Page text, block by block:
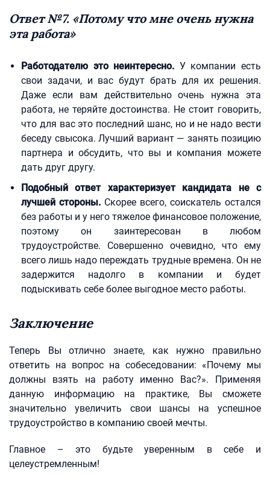
Ответ №7. «Потому что мне очень нужна
эта работа»
Работодателю это неинтересно. У компании есть
свои задачи, и вас будут брать для их решения.
Даже если вам действительно очень нужна эта
работа, не теряйте достоинства. Не стоит говорить,
что для вас это последний шанс, но и не надо вести
беседу свысока. Лучший вариант — занять позицию
партнера и обсудить, что вы и компания можете
дать друг другу.
Подобный ответ характеризует кандидата не с
лучшей стороны. Скорее всего, соискатель остался
без работы и у него тяжелое финансовое положение,
поэтому он заинтересован в любом
трудоустройстве. Совершенно очевидно, что ему
всего лишь надо переждать трудные времена. Он не
задержится надолго в компании и будет
подыскивать себе более выгодное место работы.
Заключение
Теперь Вы отлично знаете, как нужно правильно
ответить на вопрос на собеседовании: «Почему мы
должны взять на работу именно Вас?». Применяя
данную информацию на практике, Вы сможете
значительно увеличить свои шансы на успешное
трудоустройство в компанию своей мечты.
Главное – это будьте уверенным в себе и
целеустремленным!